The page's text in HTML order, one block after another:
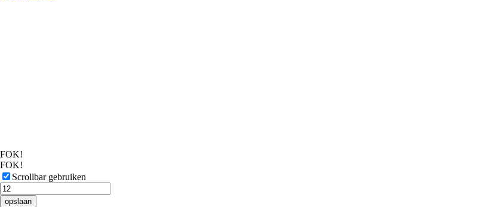
FOK!
FOK!
Scrollbar gebruiken
opslaan